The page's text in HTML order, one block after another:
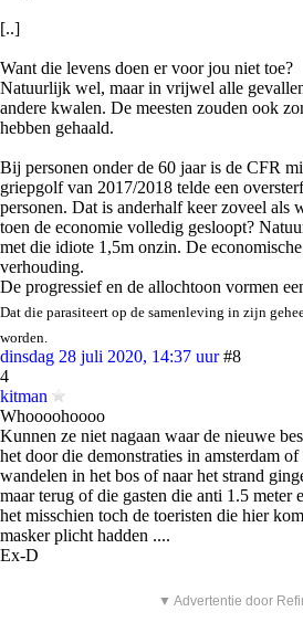
[..]
Want die levens doen er voor jou niet toe?
Natuurlijk wel, maar in vrijwel alle
andere kwalen. De meesten zouden ook
hebben gehaald.
Bij personen onder de 60 jaar is de CFR
griepgolf van 2017/2018 telde een
personen. Dat is anderhalf keer zoveel als
toen de economie volledig gesloopt?
met die idiote 1,5m onzin. De
verhouding.
De progressief en de allochtoon vormen
Dat die parasiteert op de samenleving in zijn
worden.
dinsdag 28 juli 2020, 14:37 uur #8
4
kitman
Whoooohoooo
Kunnen ze niet nagaan waar de nieuwe
het door die demonstraties in amsterdam
wandelen in het bos of naar het strand
maar terug of die gasten die anti 1.5 meter
het misschien toch de toeristen die hier
masker plicht hadden ....
Ex-D
▼ Advertentie door